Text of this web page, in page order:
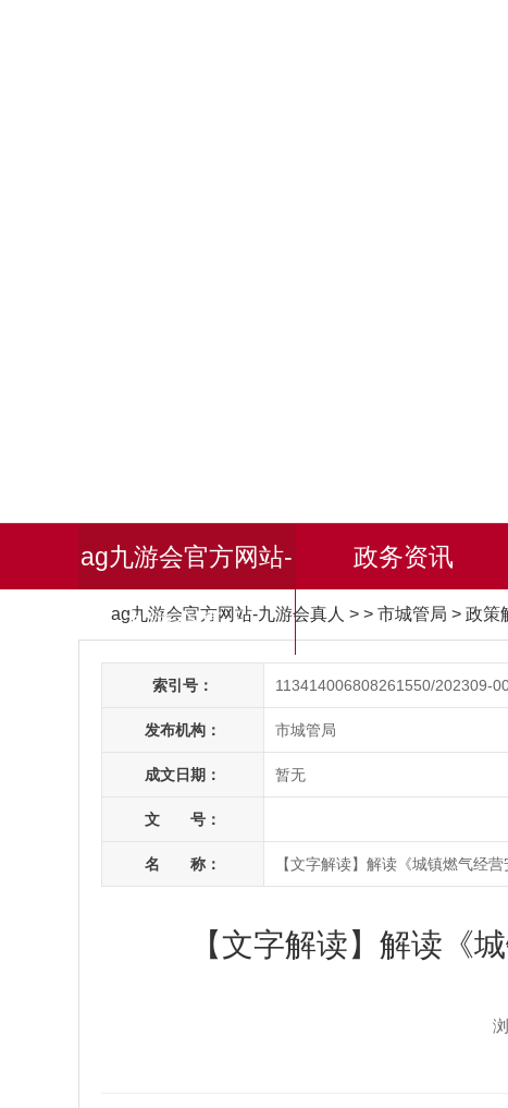
ag九游会官方网站-
九游会真人
政务资讯
ag九游会官方网站-九游会真人 > > 市城管局 > 政策
索引号： 113414006808261550/202309-
发布机构： 市城管局
成文日期： 暂无
文 号：
名 称： 【文字解读】解读《城镇燃气经
【文字解读】解读《